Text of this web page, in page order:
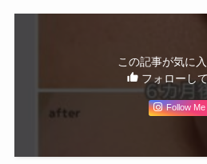
この記事が気に
フォローし
Follow Me